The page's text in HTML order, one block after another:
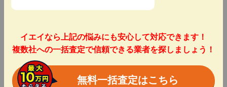
イエイなら上記の悩みにも安心して対応できます！
複数社への一括査定で信頼できる業者を探しましょう！
無料一括査定はこちら